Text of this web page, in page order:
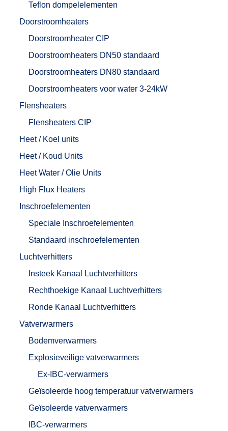
Teflon dompelelementen
Doorstroomheaters
Doorstroomheater CIP
Doorstroomheaters DN50 standaard
Doorstroomheaters DN80 standaard
Doorstroomheaters voor water 3-24kW
Flensheaters
Flensheaters CIP
Heet / Koel units
Heet / Koud Units
Heet Water / Olie Units
High Flux Heaters
Inschroefelementen
Speciale Inschroefelementen
Standaard inschroefelementen
Luchtverhitters
Insteek Kanaal Luchtverhitters
Rechthoekige Kanaal Luchtverhitters
Ronde Kanaal Luchtverhitters
Vatverwarmers
Bodemverwarmers
Explosieveilige vatverwarmers
Ex-IBC-verwarmers
Geïsoleerde hoog temperatuur vatverwarmers
Geïsoleerde vatverwarmers
IBC-verwarmers